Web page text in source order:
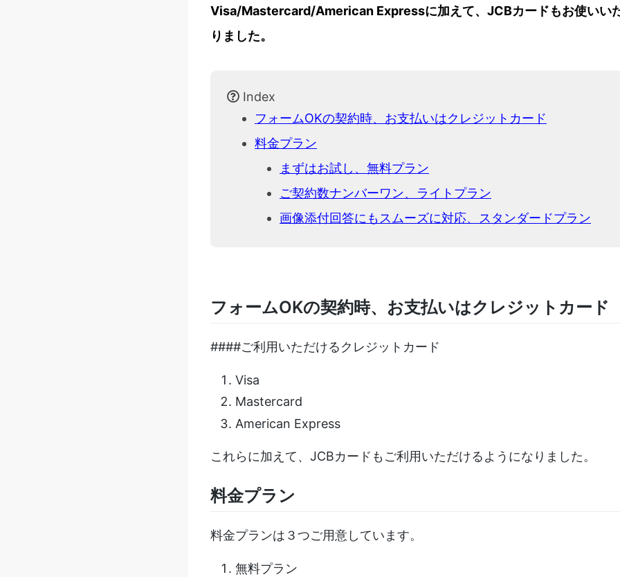
Visa/Mastercard/American Expressに加えて、JCBカードもお使いい
りました。
Index
フォームOKの契約時、お支払いはクレジットカード
料金プラン
まずはお試し、無料プラン
ご契約数ナンバーワン、ライトプラン
画像添付回答にもスムーズに対応、スタンダードプラン
フォームOKの契約時、お支払いはクレジットカード
####ご利用いただけるクレジットカード
Visa
Mastercard
American Express
これらに加えて、JCBカードもご利用いただけるようになりました。
料金プラン
料金プランは３つご用意しています。
無料プラン